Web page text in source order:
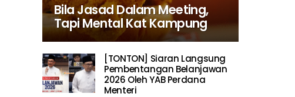
Bila Jasad Dalam Meeting,
Tapi Mental Kat Kampung
[TONTON] Siaran Langsung
Pembentangan Belanjawan
2026 Oleh YAB Perdana
Menteri